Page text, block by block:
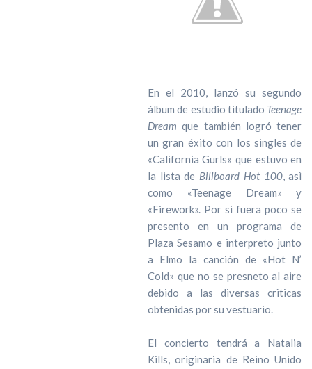
En el 2010, lanzó su segundo
álbum de estudio titulado Teenage
Dream que también logró tener
un gran éxito con los singles de
«California Gurls» que estuvo en
la lista de Billboard Hot 100, asì
como «Teenage Dream» y
«Firework». Por si fuera poco se
presento en un programa de
Plaza Sesamo e interpreto junto
a Elmo la canción de «Hot N’
Cold» que no se presneto al aire
debido a las diversas crìticas
obtenidas por su vestuario.
El concierto tendrá a Natalia
Kills, originaria de Reino Unido